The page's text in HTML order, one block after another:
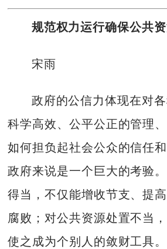
规范权力运行确保公共
宋雨
政府的公信力体现在对
科学高效、公平公正的管理、
如何担负起社会公众的信任
政府来说是一个巨大的考验
得当，不仅能增收节支、提
腐败；对公共资源处置不当
使之成为个别人的敛财工具。